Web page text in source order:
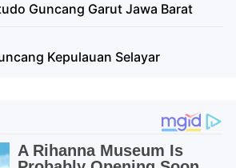
Guncang Garut Jawa Barat
Kepulauan Selayar